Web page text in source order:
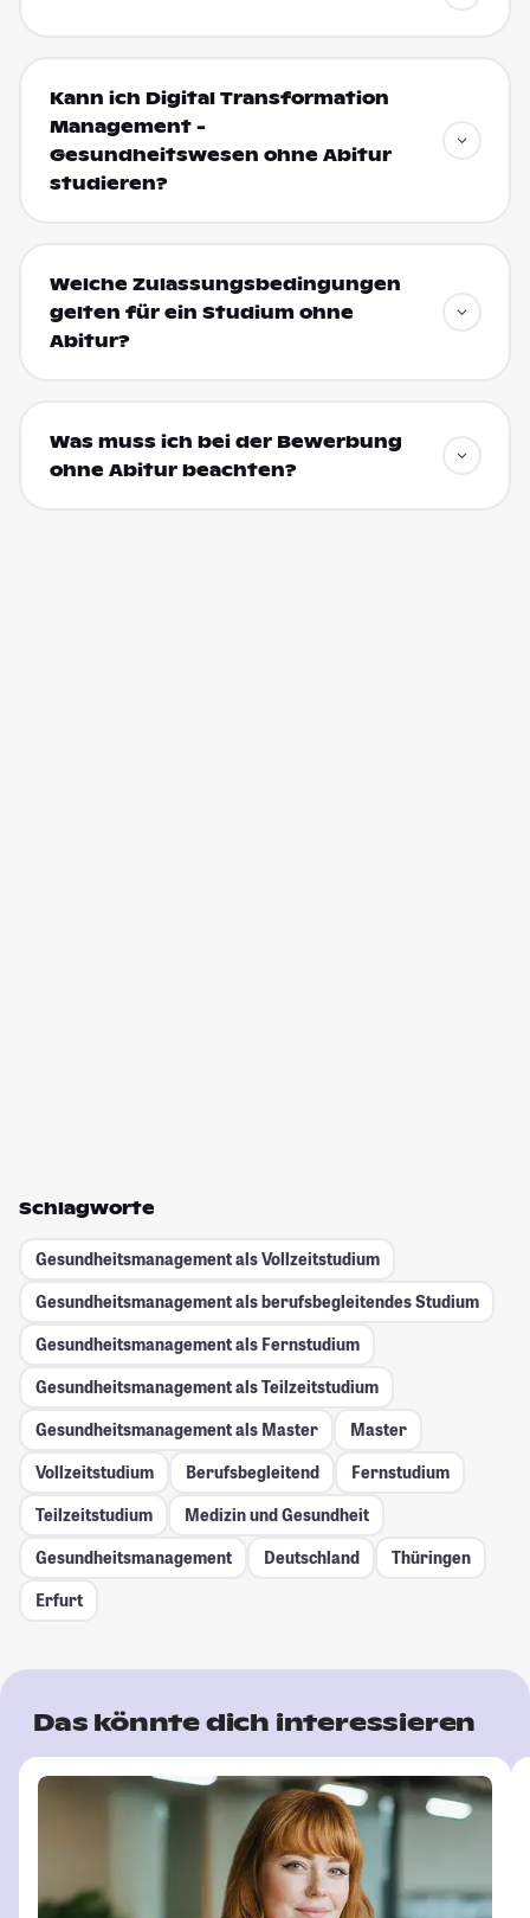
Kann ich Digital Transformation
Management -
Gesundheitswesen ohne Abitur
studieren?
Welche Zulassungsbedingungen
gelten für ein Studium ohne
Abitur?
Was muss ich bei der Bewerbung
ohne Abitur beachten?
Schlagworte
Gesundheitsmanagement als Vollzeitstudium
Gesundheitsmanagement als berufsbegleitendes Studium
Gesundheitsmanagement als Fernstudium
Gesundheitsmanagement als Teilzeitstudium
Gesundheitsmanagement als Master
Master
Vollzeitstudium
Berufsbegleitend
Fernstudium
Teilzeitstudium
Medizin und Gesundheit
Gesundheitsmanagement
Deutschland
Thüringen
Erfurt
Das könnte dich interessieren